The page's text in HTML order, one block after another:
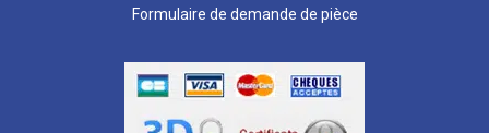
Formulaire de demande de pièce